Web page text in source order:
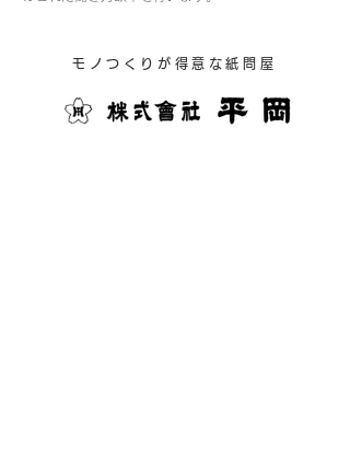
モノつくりが得意な紙問屋